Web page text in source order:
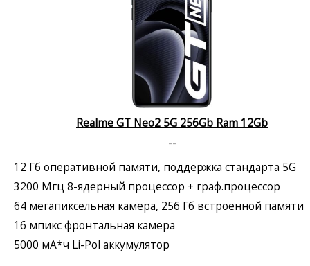
Realme GT Neo2 5G 256Gb Ram 12Gb
--
12 Гб оперативной памяти, поддержка стандарта 5G
3200 Мгц 8-ядерный процессор + граф.процессор
64 мегапиксельная камера, 256 Гб встроенной памяти
16 мпикс фронтальная камера
5000 мА*ч Li-Pol аккумулятор